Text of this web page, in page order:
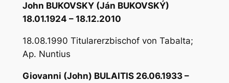
John BUKOVSKY (Ján BUKOVSKÝ)
18.01.1924 – 18.12.2010
18.08.1990 Titularerzbischof von Tabalta;
Ap. Nuntius
Giovanni (John) BULAITIS 26.06.1933 –